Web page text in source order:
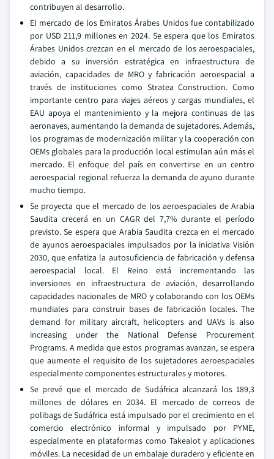
contribuyen al desarrollo.
El mercado de los Emiratos Árabes Unidos fue contabilizado
por USD 211,9 millones en 2024. Se espera que los Emiratos
Árabes Unidos crezcan en el mercado de los aeroespaciales,
debido a su inversión estratégica en infraestructura de
aviación, capacidades de MRO y fabricación aeroespacial a
través de instituciones como Stratea Construction. Como
importante centro para viajes aéreos y cargas mundiales, el
EAU apoya el mantenimiento y la mejora continuas de las
aeronaves, aumentando la demanda de sujetadores. Además,
los programas de modernización militar y la cooperación con
OEMs globales para la producción local estimulan aún más el
mercado. El enfoque del país en convertirse en un centro
aeroespacial regional refuerza la demanda de ayuno durante
mucho tiempo.
Se proyecta que el mercado de los aeroespaciales de Arabia
Saudita crecerá en un CAGR del 7,7% durante el período
previsto. Se espera que Arabia Saudita crezca en el mercado
de ayunos aeroespaciales impulsados por la iniciativa Visión
2030, que enfatiza la autosuficiencia de fabricación y defensa
aeroespacial local. El Reino está incrementando las
inversiones en infraestructura de aviación, desarrollando
capacidades nacionales de MRO y colaborando con los OEMs
mundiales para construir bases de fabricación locales. The
demand for military aircraft, helicopters and UAVs is also
increasing under the National Defense Procurement
Programs. A medida que estos programas avanzan, se espera
que aumente el requisito de los sujetadores aeroespaciales
especialmente componentes estructurales y motores.
Se prevé que el mercado de Sudáfrica alcanzará los 189,3
millones de dólares en 2034. El mercado de correos de
polibags de Sudáfrica está impulsado por el crecimiento en el
comercio electrónico informal y impulsado por PYME,
especialmente en plataformas como Takealot y aplicaciones
móviles. La necesidad de un embalaje duradero y eficiente en